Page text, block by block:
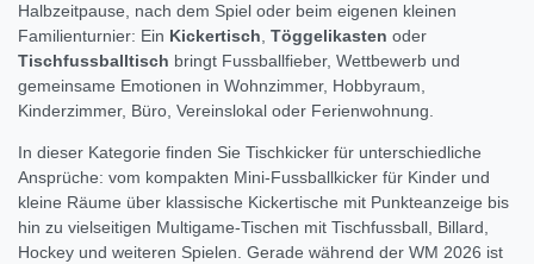
Halbzeitpause, nach dem Spiel oder beim eigenen kleinen
Familienturnier: Ein Kickertisch, Töggelikasten oder
Tischfussballtisch bringt Fussballfieber, Wettbewerb und
gemeinsame Emotionen in Wohnzimmer, Hobbyraum,
Kinderzimmer, Büro, Vereinslokal oder Ferienwohnung.
In dieser Kategorie finden Sie Tischkicker für unterschiedliche
Ansprüche: vom kompakten Mini-Fussballkicker für Kinder und
kleine Räume über klassische Kickertische mit Punkteanzeige bis
hin zu vielseitigen Multigame-Tischen mit Tischfussball, Billard,
Hockey und weiteren Spielen. Gerade während der WM 2026 ist